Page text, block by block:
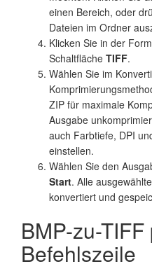
einen Bereich, oder
Dateien im Ordner
Klicken Sie in der
Schaltfläche TIFF.
Wählen Sie im
ZIP für maximale
Ausgabe
auch Farbtiefe, DPI
einstellen.
Wählen Sie den
Start. Alle
konvertiert und
BMP-zu-TIFF
Befehlszeile